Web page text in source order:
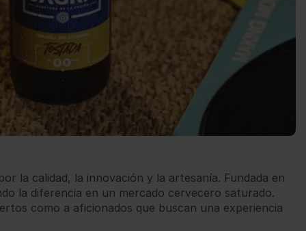
la calidad, la innovación y la artesanía. Fundada en
la diferencia en un mercado cervecero saturado.
como a aficionados que buscan una experiencia